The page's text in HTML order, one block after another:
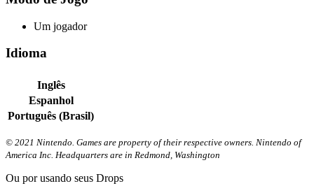
Um jogador
Idioma
Inglês
Espanhol
Português (Brasil)
© 2021 Nintendo. Games are property of their respective owners. Nintendo of
America Inc. Headquarters are in Redmond, Washington
Ou porusando seus Drops